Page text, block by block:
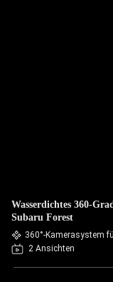
Wasserdichtes 360-
Subaru Forest
360°-Kamerasystem
2 Ansichten